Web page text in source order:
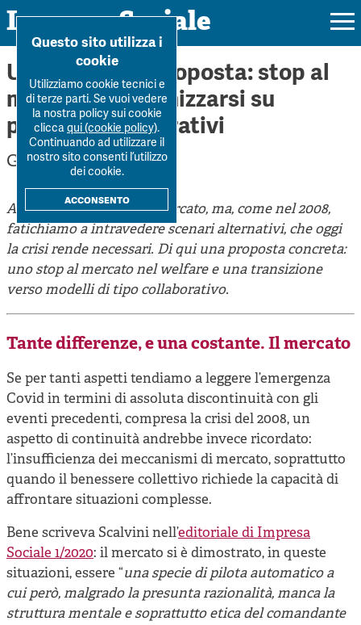
Impresa Sociale
Rivista
Ultimo numero
La Rivista
Submission
Colophon
Archivio
Argomenti
Forum
Tutti gli articoli
Argomenti
Dossier
Tutti i dossier
Workshop Impresa Sociale 2021
Innovazione sociale
Impresa sociale e democrazia
Acini di fuoco - Dossier Mezzogiorno
Valutazione e dintorni
Chi siamo
Contatti
Sostienici
Home Una semplice proposta: stop al mercat...
Una semplice proposta: stop al
mercato, riorganizzarsi su
principi collaborativi
Gianfranco Marocchi
Avvertiamo i limiti del mercato, ma, come nel 2008,
fatichiamo a intravedere scenari alternativi, che oggi
la crisi rende necessari. Di qui una proposta concreta:
uno stop al mercato nel welfare e una transizione
verso modelli di tipo collaborativo.
Tante differenze, e una costante. Il mercato
Se per tanti aspetti tendiamo a leggere l’emergenza
Covid in termini di assoluta discontinuità con gli
eventi precedenti, compresa la crisi del 2008, un
aspetto di continuità andrebbe invece ricordato:
l’insufficienza dei meccanismi di mercato, soprattutto
quando il benessere collettivo richiede la capacità di
affrontare situazioni complesse.
Bene scriveva Scalvini nell’editoriale di Impresa
Sociale 1/2020: il mercato si è dimostrato, in queste
situazioni, essere “una specie di pilota automatico a
cui però, malgrado la presunta razionalità, manca la
struttura mentale e soprattutto etica del comandante
Questo sito utilizza i
cookie
Utilizziamo cookie tecnici e
di terze parti. Se vuoi vedere
la nostra policy sui cookie
cliccaqui (cookie policy).
Continuando ad utilizzare il
nostro sito consenti l’utilizzo
dei cookie.
acconsento